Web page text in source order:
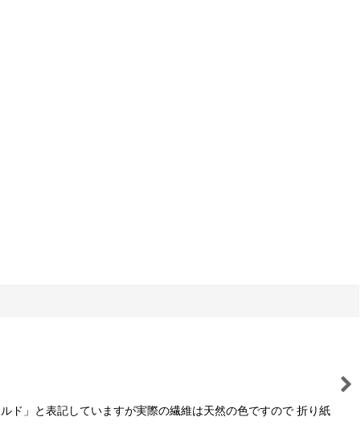
ド」と表記していますが実際の繊維は天然の色ですので 折り紙